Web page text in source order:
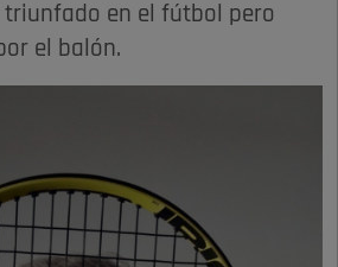
triunfado en el fútbol pero
el balón.